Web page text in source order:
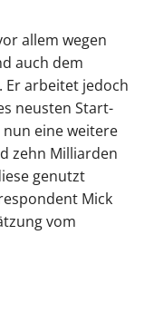
allem wegen
auch dem
Er arbeitet jedoch
neusten Start-
nun eine weitere
zehn Milliarden
genutzt
Mick
vom